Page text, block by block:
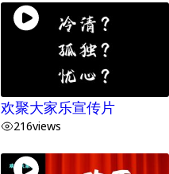
欢聚大家乐宣传片
216views